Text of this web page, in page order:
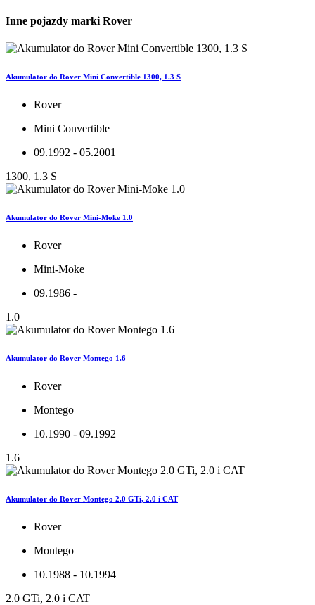
Inne pojazdy marki Rover
Akumulator do Rover Mini Convertible 1300, 1.3 S
Rover
Mini Convertible
09.1992 - 05.2001
1300, 1.3 S
Akumulator do Rover Mini-Moke 1.0
Rover
Mini-Moke
09.1986 -
1.0
Akumulator do Rover Montego 1.6
Rover
Montego
10.1990 - 09.1992
1.6
Akumulator do Rover Montego 2.0 GTi, 2.0 i CAT
Rover
Montego
10.1988 - 10.1994
2.0 GTi, 2.0 i CAT